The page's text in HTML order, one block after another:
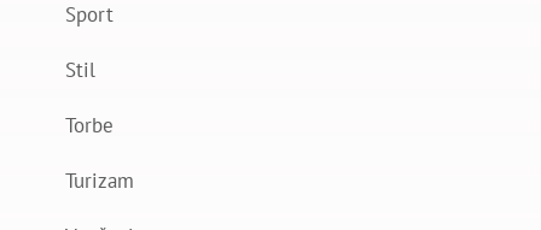
Sport
Stil
Torbe
Turizam